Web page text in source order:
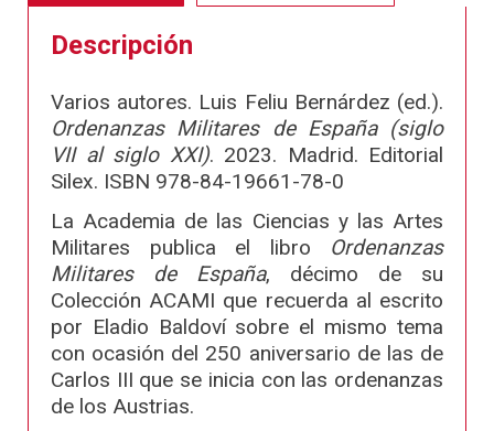
Descripción
Varios autores. Luis Feliu Bernárdez (ed.).
Ordenanzas Militares de España (siglo
VII al siglo XXI). 2023. Madrid. Editorial
Silex. ISBN 978-84-19661-78-0
La Academia de las Ciencias y las Artes
Militares publica el libro Ordenanzas
Militares de España, décimo de su
Colección ACAMI que recuerda al escrito
por Eladio Baldoví sobre el mismo tema
con ocasión del 250 aniversario de las de
Carlos III que se inicia con las ordenanzas
de los Austrias.